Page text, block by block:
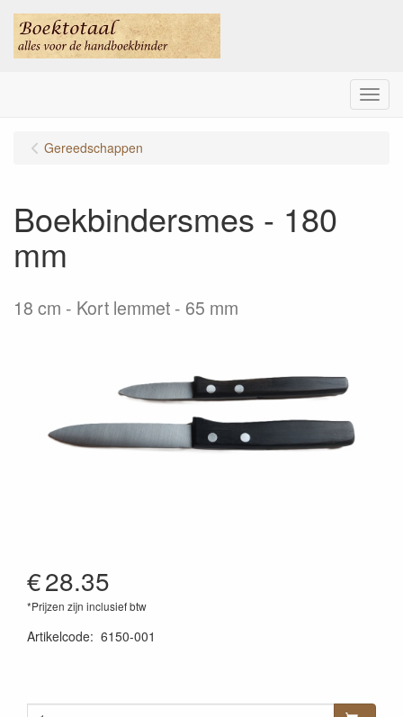
Menu
Gereedschappen
Boekbindersmes - 180
mm
18 cm Kort lemmet - 65 mm
€28.35
*Prijzen zijn inclusief btw
Artikelcode: 6150-001